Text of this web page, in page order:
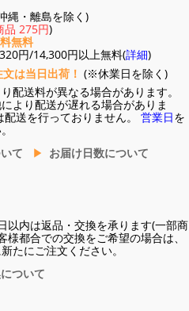
縄・離島を除く)
品 275円)
無料
円/14,300円以上無料(詳細)
は当日出荷！ (※休業日を除く)
配送料が異なる場合があります。
より配送が遅れる場合がありま
送を行っておりません。 営業日を
て
お届け日数について
以内は返品・交換を承ります(一部商
様都合での交換をご希望の場合は、
たにご注文ください。
ついて